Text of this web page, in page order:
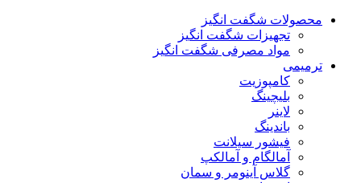
محصولات شگفت انگیز
تجهیزات شگفت انگیز
مواد مصرفی شگفت انگیز
ترمیمی
کامپوزیت
بلیچینگ
لاینر
باندینگ
فیشور سیلانت
آمالگام و آمالکپ
گلاس آینومر و سمان